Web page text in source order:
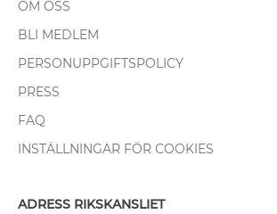
OM OSS
BLI MEDLEM
PERSONUPPGIFTSPOLICY
PRESS
FAQ
INSTÄLLNINGAR FÖR COOKIES
ADRESS RIKSKANSLIET